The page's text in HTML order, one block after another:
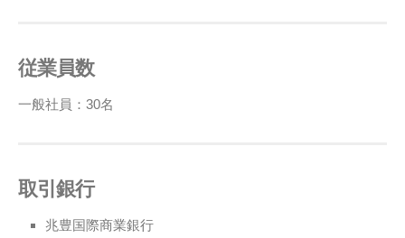
従業員数
一般社員：30名
取引銀行
兆豊国際商業銀行